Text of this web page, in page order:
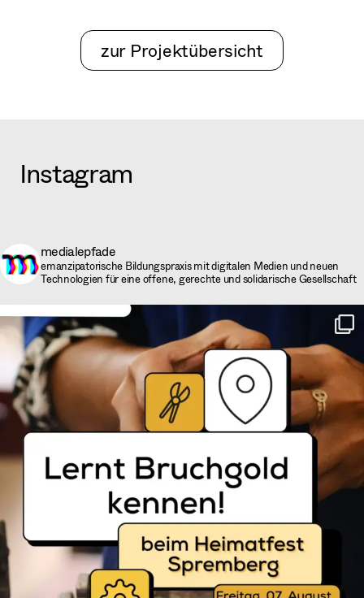
zur Projektübersicht
Instagram
medialepfade
emanzipatorische Bildungspraxis mit digitalen Medien und neuen
Technologien für eine offene, gerechte und solidarische Gesellschaft